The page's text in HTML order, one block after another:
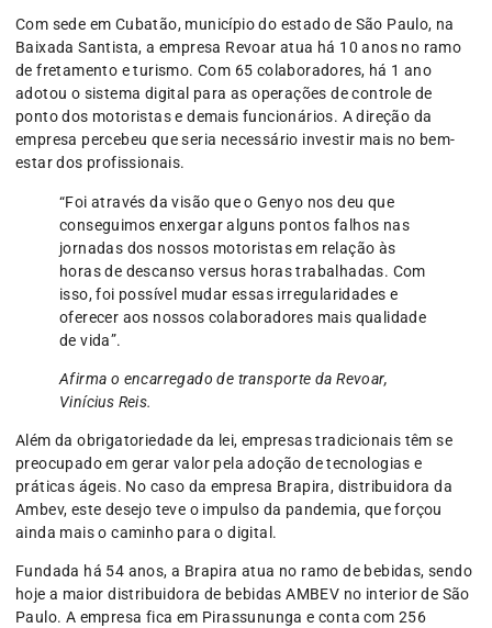
Com sede em Cubatão, município do estado de São Paulo, na
Baixada Santista, a empresa Revoar atua há 10 anos no ramo
de fretamento e turismo. Com 65 colaboradores, há 1 ano
adotou o sistema digital para as operações de controle de
ponto dos motoristas e demais funcionários. A direção da
empresa percebeu que seria necessário investir mais no bem-
estar dos profissionais.
“Foi através da visão que o Genyo nos deu que
conseguimos enxergar alguns pontos falhos nas
jornadas dos nossos motoristas em relação às
horas de descanso versus horas trabalhadas. Com
isso, foi possível mudar essas irregularidades e
oferecer aos nossos colaboradores mais qualidade
de vida”.
Afirma o encarregado de transporte da Revoar,
Vinícius Reis.
Além da obrigatoriedade da lei, empresas tradicionais têm se
preocupado em gerar valor pela adoção de tecnologias e
práticas ágeis. No caso da empresa Brapira, distribuidora da
Ambev, este desejo teve o impulso da pandemia, que forçou
ainda mais o caminho para o digital.
Fundada há 54 anos, a Brapira atua no ramo de bebidas, sendo
hoje a maior distribuidora de bebidas AMBEV no interior de São
Paulo. A empresa fica em Pirassununga e conta com 256